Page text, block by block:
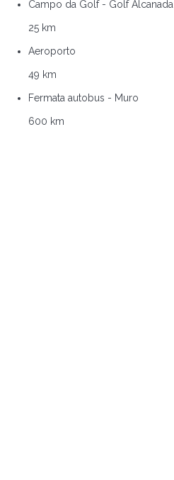
Campo da Golf - Golf Alcanada
25 km
Aeroporto
49 km
Fermata autobus - Muro
600 km